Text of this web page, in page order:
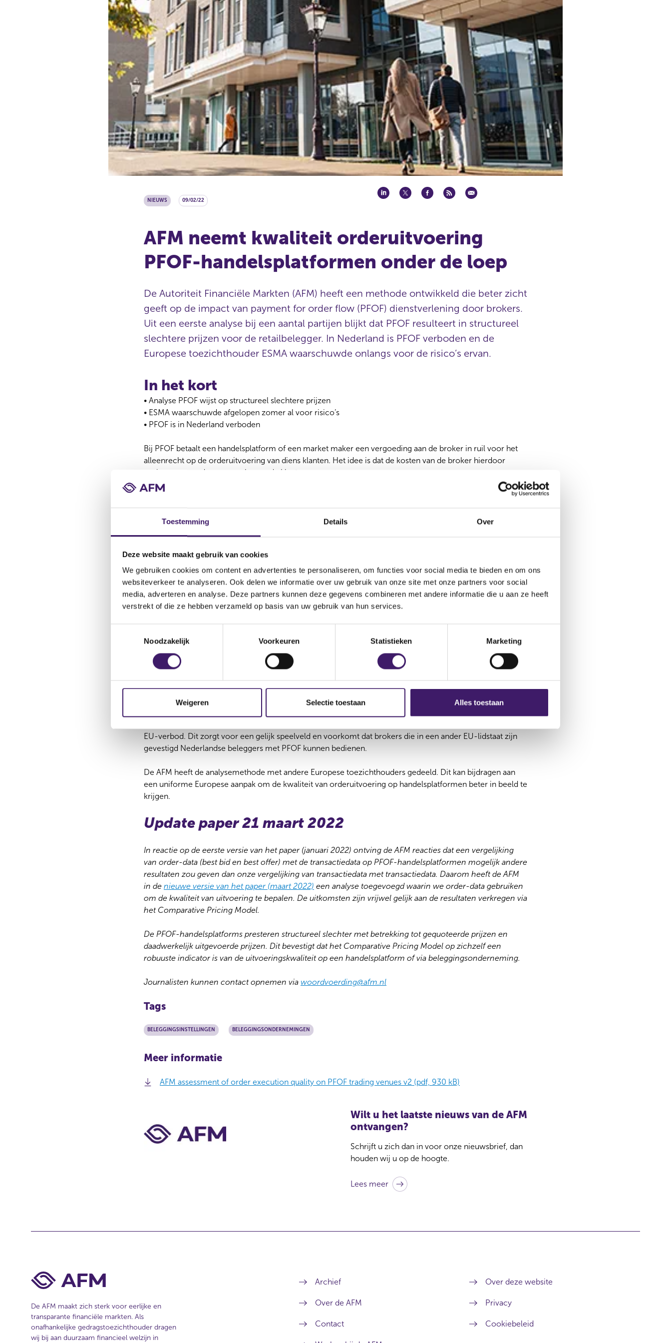
Toestemming Details Over
Deze website maakt gebruik van cookies
We gebruiken cookies om content en advertenties te personaliseren, om functies voor social media te bieden en om ons
websiteverkeer te analyseren. Ook delen we informatie over uw gebruik van onze site met onze partners voor social
media, adverteren en analyse. Deze partners kunnen deze gegevens combineren met andere informatie die u aan ze heeft
verstrekt of die ze hebben verzameld op basis van uw gebruik van hun services.
i
Noodzakelijk Voorkeuren Statistieken Marketing
Weigeren Selectie toestaan Alles toestaan
NIEUWS 09/02/22
AFM neemt kwaliteit orderuitvoering
PFOF-handelsplatformen onder de loep
De Autoriteit Financiële Markten (AFM) heeft een methode ontwikkeld die beter zicht
geeft op de impact van payment for order flow (PFOF) dienstverlening door brokers.
Uit een eerste analyse bij een aantal partijen blijkt dat PFOF resulteert in structureel
slechtere prijzen voor de retailbelegger. In Nederland is PFOF verboden en de
Europese toezichthouder ESMA waarschuwde onlangs voor de risico’s ervan.
In het kort
• Analyse PFOF wijst op structureel slechtere prijzen
• ESMA waarschuwde afgelopen zomer al voor risico’s
• PFOF is in Nederland verboden
Bij PFOF betaalt een handelsplatform of een market maker een vergoeding aan de broker in ruil voor het
alleenrecht op de orderuitvoering van diens klanten. Het idee is dat de kosten van de broker hierdoor
omlaaggaan en daarmee ook voor de klant.
Eerste analyse wijst op structureel slechtere prijzen
op twee PFOF-handelsplatformen en een niet PFOF-handelsplatform.
Alle drie handelsplatformen worden
gebruikt door brokers die in meerdere Europese landen actief zijn.Het onderzoeklaat zien dat een
retailbelegger op een PFOF-handelsplatform tegen structureel slechtere prijzen handelt.
ESMA waarschuwde afgelopen zomer al voor risico’s
PFOF
Afgelopen zomerwaarschuwde deEuropean Securities and Markets Authority
beleggers al voor de risico’s van PFOF. Deze handelsmethode is vaak in gebruik bij nieuwkomers op de
hoogste vergoeding betaalt, in plaats van de partij die de orders van de beleggers het beste kan uitvoeren.
PFOF is in Nederland verboden
De AFM ziet dat PFOF als handelsmodel in Europa aan populariteit wint. Dit is niet wenselijk omdat het
EU-verbod. Dit zorgt voor een gelijk speelveld en voorkomt dat brokers die in een ander EU-lidstaat zijn
gevestigd Nederlandse beleggers met PFOF kunnen bedienen.
De AFM heeft de analysemethode met andere Europese toezichthouders gedeeld. Dit kan bijdragen aan
een uniforme Europese aanpak om de kwaliteit van orderuitvoering op handelsplatformen beter in beeld te
krijgen.
Update paper 21 maart 2022
In reactie op de eerste versie van het paper (januari 2022) ontving de AFM reacties dat een vergelijking
van order-data (best bid en best offer) met de transactiedata op PFOF-handelsplatformen mogelijk andere
resultaten zou geven dan onze vergelijking van transactiedata met transactiedata. Daarom heeft de AFM
in de nieuwe versie van het paper (maart 2022) een analyse toegevoegd waarin we order-data gebruiken
om de kwaliteit van uitvoering te bepalen. De uitkomsten zijn vrijwel gelijk aan de resultaten verkregen via
het Comparative Pricing Model.
De PFOF-handelsplatforms presteren structureel slechter met betrekking tot gequoteerde prijzen en
daadwerkelijk uitgevoerde prijzen. Dit bevestigt dat het Comparative Pricing Model op zichzelf een
robuuste indicator is van de uitvoeringskwaliteit op een handelsplatform of via beleggingsonderneming.
Journalisten kunnen contact opnemen via woordvoerding@afm.nl
Tags
BELEGGINGSINSTELLINGEN BELEGGINGSONDERNEMINGEN
Meer informatie
AFM assessment of order execution quality on PFOF trading venues v2 (pdf, 930 kB)
o
i
a
r
t
Wilt u het laatste nieuws van de AFM
ontvangen?
Schrijft u zich dan in voor onze nieuwsbrief, dan
houden wij u op de hoogte.
Lees meer
Archief
Over de AFM
Contact
Over deze website
Privacy
Cookiebeleid
De AFM maakt zich sterk voor eerlijke en
transparante financiële markten. Als
onafhankelijke gedragstoezichthouder dragen
wij bij aan duurzaam financieel welzijn in